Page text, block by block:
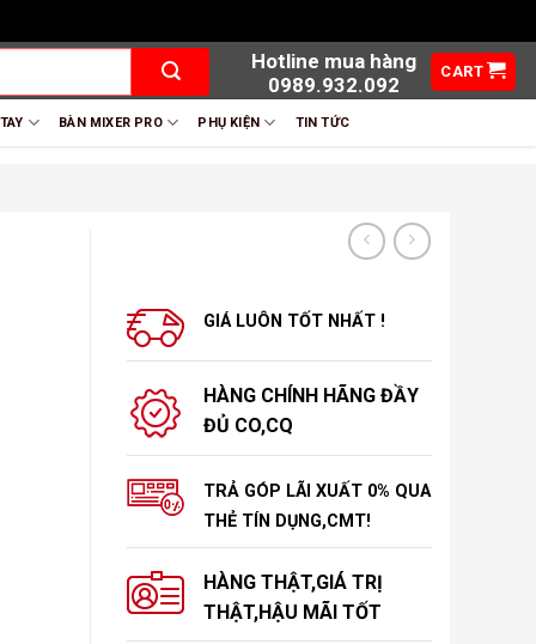
Hotline mua hàng
0989.932.092
CART
BÀN MIXER PRO PHỤ KIỆN TIN TỨC
GIÁ LUÔN TỐT NHẤT !
HÀNG CHÍNH HÃNG ĐẦY
ĐỦ CO,CQ
TRẢ GÓP LÃI XUẤT 0% QUA
THẺ TÍN DỤNG,CMT!
HÀNG THẬT,GIÁ TRỊ
THẬT,HẬU MÃI TỐT